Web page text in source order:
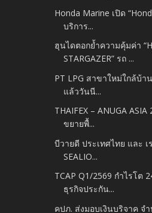
Honda Marine เปิด
บริการ...
ฮุนไดตอกย้ำความคุ้มค่า
STARGAZER” รถ ...
PT LPG สาขาใหม่ใกล้บ้
แล้ววันนี...
THAIFEX – ANUGA
ขยายพื้...
บีวายดี ประเทศไทย และ
SEALIO...
TCAP Q1/2569 กำไรโต
ธุรกิจประกัน...
คปภ. ส่งมอบเงินบริจาค จ